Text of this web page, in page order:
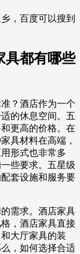
，百度可以搜到
具都有哪些
？酒店作为一个
的休息空间。五
更高的价格。在
具材料在高端，
形式也非常多
些要求。五星级
套设施和服务要
需求。酒店家具
，酒店家具直接
大厅家具的装
，如何选择合适